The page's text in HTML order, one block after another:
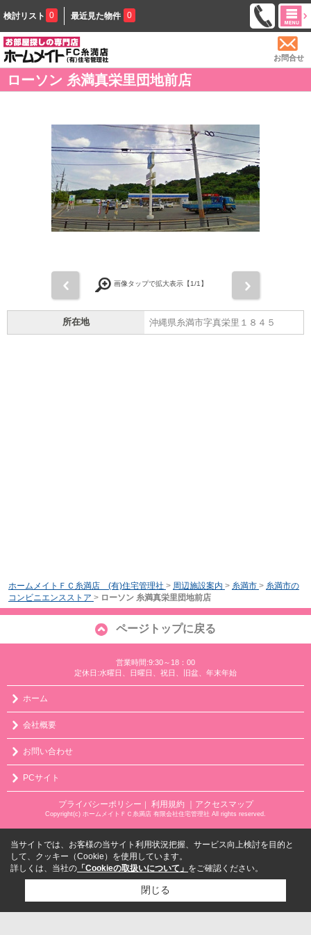
検討リスト 0 最近見た物件 0
お問合せ
ローソン 糸満真栄里団地前店
画像タップで拡大表示【1/1】
所在地 沖縄県糸満市字真栄里１８４５
ホームメイトＦＣ糸満店 (有)住宅管理社 > 周辺施設案内 > 糸満市 > 糸満市の
コンビニエンスストア > ローソン 糸満真栄里団地前店
ページトップに戻る
営業時間:9:30～18：00
定休日:水曜日、日曜日、祝日、旧盆、年末年始
ホーム
会社概要
お問い合わせ
PCサイト
プライバシーポリシー ｜ 利用規約 ｜アクセスマップ
Copyright(c) ホームメイトＦＣ糸満店 有限会社住宅管理社 All rights reserved.
当サイトでは、お客様の当サイト利用状況把握、サービス向上検討を目的と
して、クッキー（Cookie）を使用しています。
詳しくは、当社の 「Cookieの取扱いについて」 をご確認ください。
閉じる